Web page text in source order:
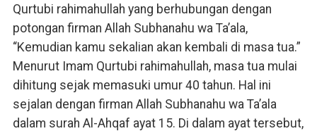
Qurtubi rahimahullah yang berhubungan dengan
potongan firman Allah Subhanahu wa Ta’ala,
“Kemudian kamu sekalian akan kembali di masa tua.”
Menurut Imam Qurtubi rahimahullah, masa tua mulai
dihitung sejak memasuki umur 40 tahun. Hal ini
sejalan dengan firman Allah Subhanahu wa Ta’ala
dalam surah Al-Ahqaf ayat 15. Di dalam ayat tersebut,